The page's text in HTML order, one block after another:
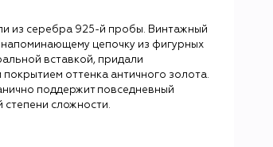
из серебра 925-й пробы. Винтажный
напоминающему цепочку из фигурных
вставкой, придали
покрытием оттенка античного золота.
поддержит повседневный
степени сложности.